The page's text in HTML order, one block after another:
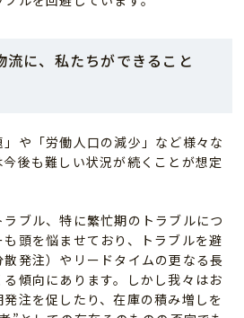
流に、私たちができること
」や「労働人口の減少」など様々な
後も難しい状況が続くことが想定
ブル、特に繁忙期のトラブルにつ
頭を悩ませており、トラブルを避
発注）やリードタイムの更なる長
傾向にあります。しかし我々はお
注を促したり、在庫の積み増しを